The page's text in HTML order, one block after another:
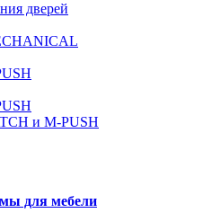
дверей
и M-PUSH
для мебели